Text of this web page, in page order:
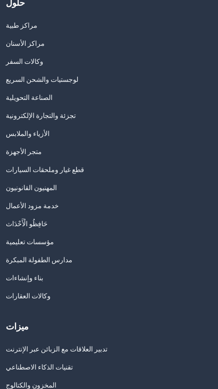
حلول
مراكز طبية
مراكز الأسنان
وكالات السفر
لوجستيات والشحن السريع
الصناعة التحويلية
تجزئة والتجارة الإلكترونية
الأزياء والملابس
متجر الأجهزة
قطع غيار وملحقات السيارات
المهنيون القانونيون
خدمة مزود الأعمال
حَافِظُو الْأَحْدَاث
مؤسسات تعليمية
مدارس الطفولة المبكرة
بناء وإنشاءات
وكالات العقارات
ميزات
تدبير العلاقات مع الزبائن عبر الإنترنت
تقنيات الذكاء الاصطناعي
المخزون والكتالوج